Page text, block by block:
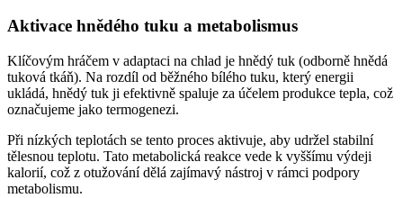
Aktivace hnědého tuku a metabolismus
Klíčovým hráčem v adaptaci na chlad je hnědý tuk (odborně hnědá
tuková tkáň). Na rozdíl od běžného bílého tuku, který energii
ukládá, hnědý tuk ji efektivně spaluje za účelem produkce tepla, což
označujeme jako termogenezi.
Při nízkých teplotách se tento proces aktivuje, aby udržel stabilní
tělesnou teplotu. Tato metabolická reakce vede k vyššímu výdeji
kalorií, což z otužování dělá zajímavý nástroj v rámci podpory
metabolismu.